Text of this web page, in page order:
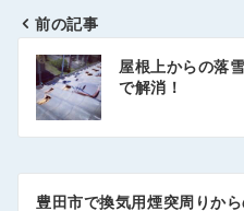
投
稿
ナ
ゲ
前の記事
屋根上からの落
で解消！
豊田市で換気用煙突周りか